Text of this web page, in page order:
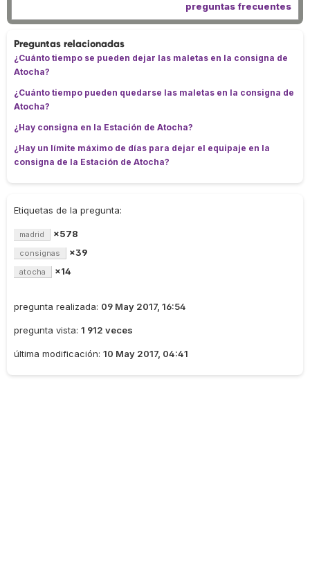
preguntas frecuentes
Preguntas relacionadas
¿Cuánto tiempo se pueden dejar las maletas en la consigna de
Atocha?
¿Cuánto tiempo pueden quedarse las maletas en la consigna de
Atocha?
¿Hay consigna en la Estación de Atocha?
¿Hay un límite máximo de días para dejar el equipaje en la
consigna de la Estación de Atocha?
Etiquetas de la pregunta:
madrid ×578
consignas ×39
atocha ×14
pregunta realizada: 09 May 2017, 16:54
pregunta vista: 1 912 veces
última modificación: 10 May 2017, 04:41